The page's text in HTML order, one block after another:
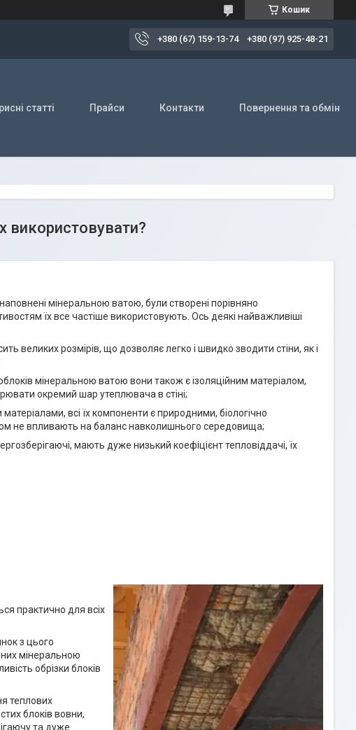
Кошик
+380 (67) 159-13-74 +380 (97) 925-48-21
статті Прайси Контакти Повернення та обмін
використовувати?
мінеральною ватою, були створені порівняно
їх все частіше використовують. Ось деякі найважливіші
великих розмірів, що дозволяє легко і швидко зводити стіни, як і
мінеральною ватою вони також є ізоляційним матеріалом,
окремий шар утеплювача в стіні;
всі їх компоненти є природними, біологічно
не впливають на баланс навколишнього середовища;
мають дуже низький коефіцієнт тепловіддачі, їх
практично для всіх
з цього
мінеральною
обрізки блоків
теплових
блоків вовни,
та дуже